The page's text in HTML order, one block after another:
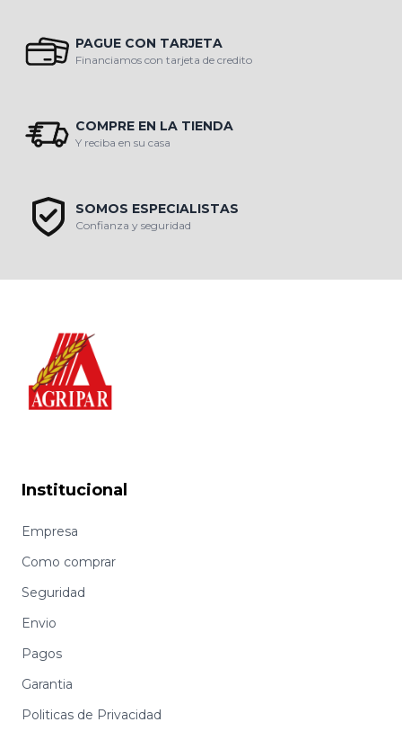
PAGUE CON TARJETA
Financiamos con tarjeta de credito
COMPRE EN LA TIENDA
Y reciba en su casa
SOMOS ESPECIALISTAS
Confianza y seguridad
Institucional
Empresa
Como comprar
Seguridad
Envio
Pagos
Garantia
Politicas de Privacidad